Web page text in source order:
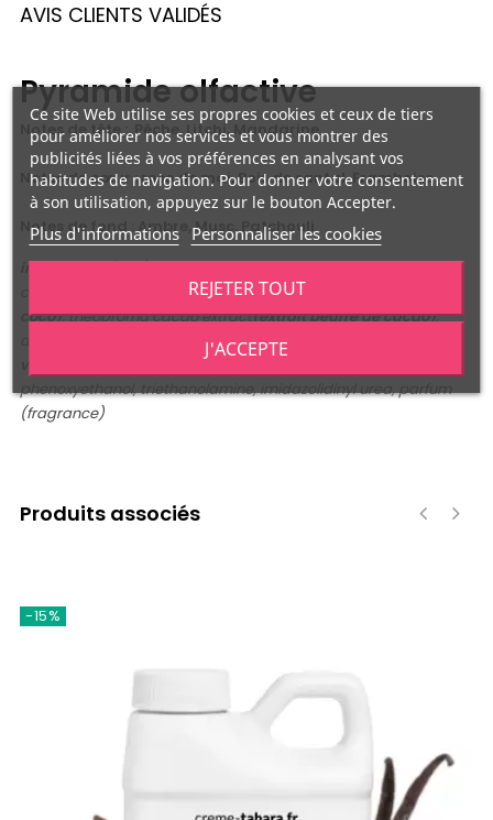
AVIS CLIENTS VALIDÉS
Pyramide olfactive
Notes de tête : Pêche, Litchi, Mandarine
Notes de cœur : rose de mai, Bois de santal, Framboise
Notes de fond : Ambre, Musc, Patchouli
ingredients (inci):eau, paraffinum liquidum, glyceryl stearate,
cetearyl alcohol, stearic acid, cocos nucifera
coco), theobroma cacao extract(extrait beurre de cacao),
dimethicone, propylene glycol, aloe barbadensis extract
, tocopheryl acetate(vitamine E)
phenoxyethanol, triethanolamine, imidazolidinyl urea, parfum
(fragrance)
Produits associés
-15%
Ce site Web utilise ses propres cookies et ceux de tiers
pour améliorer nos services et vous montrer des
publicités liées à vos préférences en analysant vos
habitudes de navigation. Pour donner votre consentement
à son utilisation, appuyez sur le bouton Accepter.
Plus d'informations Personnaliser les cookies
REJETER TOUT
J'ACCEPTE